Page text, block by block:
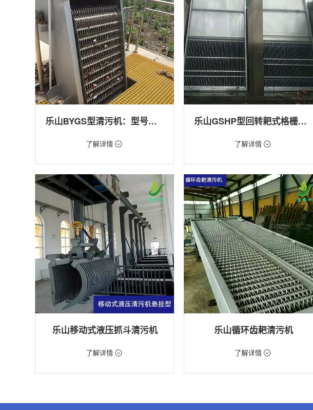
乐山BYGS型清污机：型号多样应用广泛
价格：1.23万/台
机
用途：泵站,污水处理,渠道,化工,纺织
了解详情
乐山GSHP型回转耙式格栅清污机
价格：1.18万/台
机,回转式清污机
用途：泵站,污水处理,水电站,自来水厂,渠道,河
道,防洪排涝
了解详情
乐山移动式液压抓斗清污机
价格：5698元/台
机
了解详情
乐山循环齿耙清污机
价格：1898元/台
机
了解详情